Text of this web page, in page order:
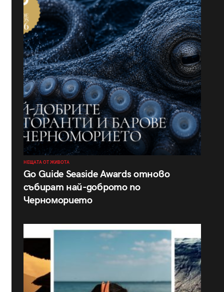
НЕЩАТА ОТ ЖИВОТА
Go Guide Seaside Awards отново
събират най-доброто по
Черноморието